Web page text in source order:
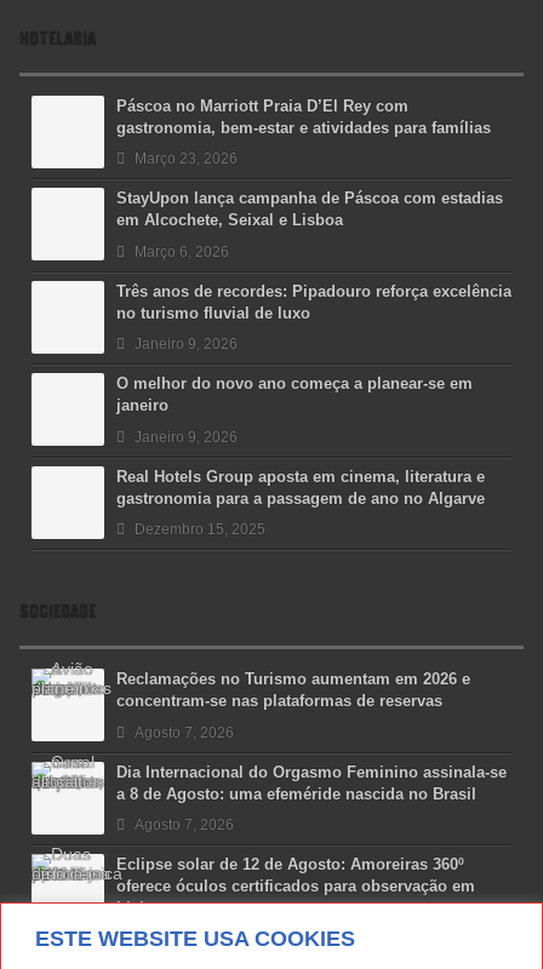
ESTE WEBSITE USA COOKIES
HOTELARIA
Páscoa no Marriott Praia D’El Rey com
gastronomia, bem-estar e atividades para famílias
Março 23, 2026
StayUpon lança campanha de Páscoa com estadias
em Alcochete, Seixal e Lisboa
Março 6, 2026
Três anos de recordes: Pipadouro reforça excelência
no turismo fluvial de luxo
Janeiro 9, 2026
O melhor do novo ano começa a planear-se em
janeiro
Janeiro 9, 2026
Real Hotels Group aposta em cinema, literatura e
gastronomia para a passagem de ano no Algarve
Dezembro 15, 2025
SOCIEDADE
Reclamações no Turismo aumentam em 2026 e
concentram-se nas plataformas de reservas
Agosto 7, 2026
Dia Internacional do Orgasmo Feminino assinala-se
a 8 de Agosto: uma efeméride nascida no Brasil
Agosto 7, 2026
Eclipse solar de 12 de Agosto: Amoreiras 360º
oferece óculos certificados para observação em
Lisboa
Agosto 7, 2026